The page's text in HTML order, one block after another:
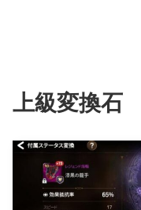
上級変換石